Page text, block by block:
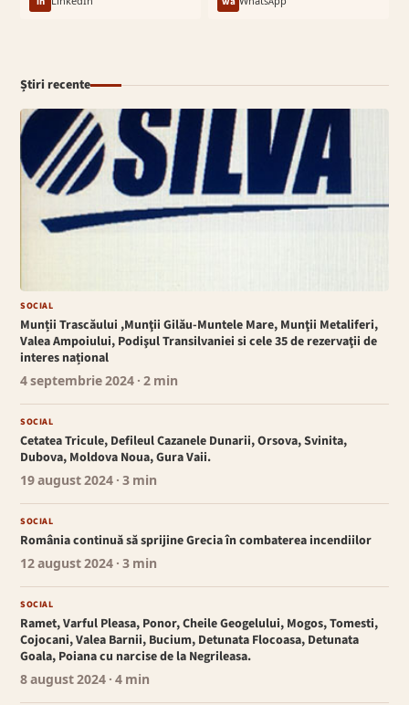
Știri recente
SOCIAL
Munții Trascăului ,Munţii Gilău-Muntele Mare, Munţii Metaliferi,
Valea Ampoiului, Podişul Transilvaniei si cele 35 de rezervaţii de
interes național
4 septembrie 2024 · 2 min
SOCIAL
Cetatea Tricule, Defileul Cazanele Dunarii, Orsova, Svinita,
Dubova, Moldova Noua, Gura Vaii.
19 august 2024 · 3 min
SOCIAL
România continuă să sprijine Grecia în combaterea incendiilor
12 august 2024 · 3 min
SOCIAL
Ramet, Varful Pleasa, Ponor, Cheile Geogelului, Mogos, Tomesti,
Cojocani, Valea Barnii, Bucium, Detunata Flocoasa, Detunata
Goala, Poiana cu narcise de la Negrileasa.
8 august 2024 · 4 min